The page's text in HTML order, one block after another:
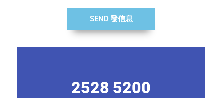
SEND 發信息
2528 5200